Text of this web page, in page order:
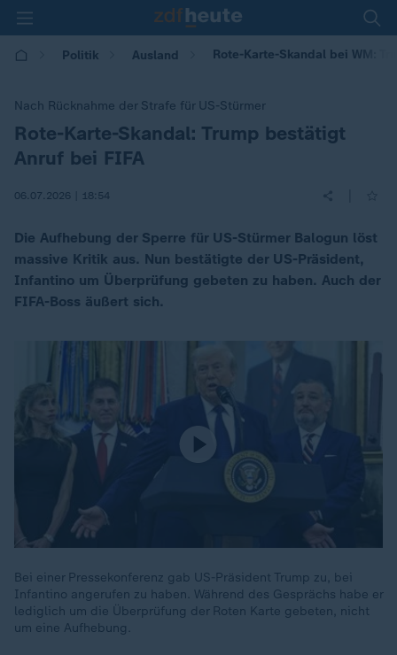
Politik Ausland Rote-Karte-Skandal bei WM:
Nach Rücknahme der Strafe für US-Stürmer
:Rote-Karte-Skandal: Trump bestätigt
Anruf bei FIFA
06.07.2026 | 18:54
Die Aufhebung der Sperre für US-Stürmer Balogun löst
massive Kritik aus. Nun bestätigte der US-Präsident,
Infantino um Überprüfung gebeten zu haben. Auch der
FIFA-Boss äußert sich.
Bei einer Pressekonferenz gab US-Präsident Trump zu, bei
Infantino angerufen zu haben. Während des Gesprächs habe er
lediglich um die Überprüfung der Roten Karte gebeten, nicht
um eine Aufhebung.